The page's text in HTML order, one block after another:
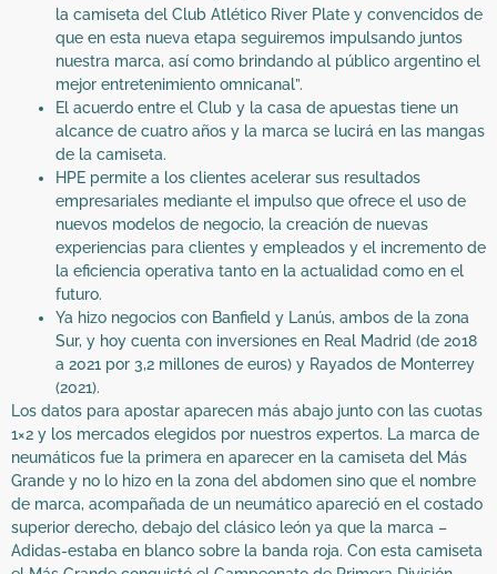
la camiseta del Club Atlético River Plate y convencidos de
que en esta nueva etapa seguiremos impulsando juntos
nuestra marca, así como brindando al público argentino el
mejor entretenimiento omnicanal”.
El acuerdo entre el Club y la casa de apuestas tiene un
alcance de cuatro años y la marca se lucirá en las mangas
de la camiseta.
HPE permite a los clientes acelerar sus resultados
empresariales mediante el impulso que ofrece el uso de
nuevos modelos de negocio, la creación de nuevas
experiencias para clientes y empleados y el incremento de
la eficiencia operativa tanto en la actualidad como en el
futuro.
Ya hizo negocios con Banfield y Lanús, ambos de la zona
Sur, y hoy cuenta con inversiones en Real Madrid (de 2018
a 2021 por 3,2 millones de euros) y Rayados de Monterrey
(2021).
Los datos para apostar aparecen más abajo junto con las cuotas
1×2 y los mercados elegidos por nuestros expertos. La marca de
neumáticos fue la primera en aparecer en la camiseta del Más
Grande y no lo hizo en la zona del abdomen sino que el nombre
de marca, acompañada de un neumático apareció en el costado
superior derecho, debajo del clásico león ya que la marca –
Adidas-estaba en blanco sobre la banda roja. Con esta camiseta